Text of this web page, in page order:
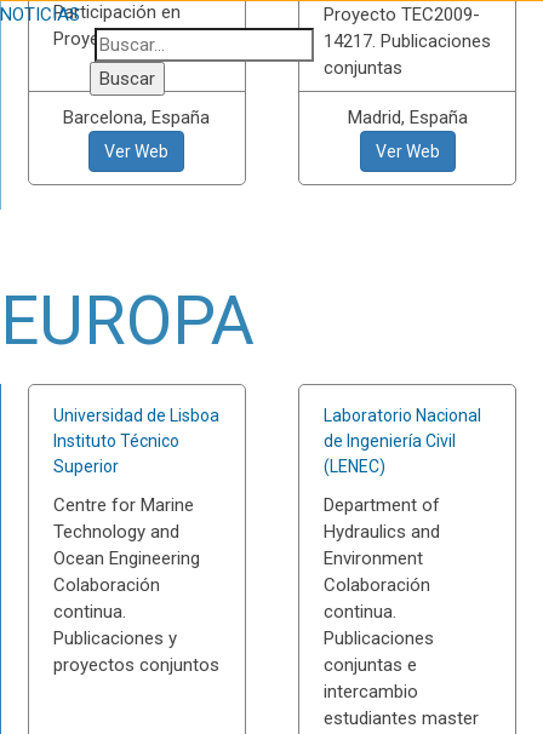
NOTICIASParticipación en
Proyectos comunes.
Barcelona, España
Ver Web
Proyecto TEC2009-
14217. Publicaciones
conjuntas
Madrid, España
Ver Web
EUROPA
Universidad de Lisboa
Instituto Técnico
Superior
Centre for Marine
Technology and
Ocean Engineering
Colaboración
continua.
Publicaciones y
proyectos conjuntos
Laboratorio Nacional
de Ingeniería Civil
(LENEC)
Department of
Hydraulics and
Environment
Colaboración
continua.
Publicaciones
conjuntas e
intercambio
estudiantes master